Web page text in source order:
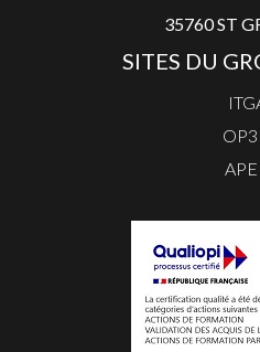
35760 ST
SITES DU